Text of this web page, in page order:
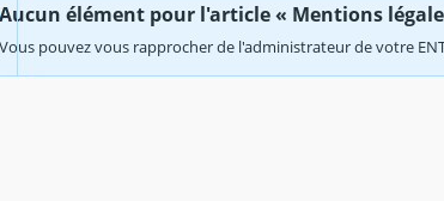
Aucun élément pour l'article « Mentions
Vous pouvez vous rapprocher de l'administrateur de votre